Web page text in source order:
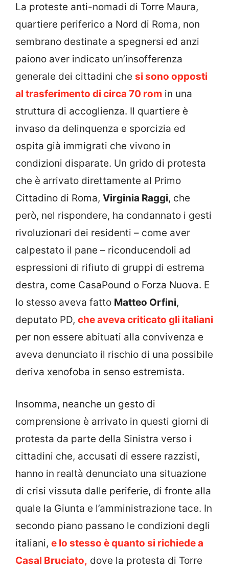
La proteste anti-nomadi di Torre Maura,
quartiere periferico a Nord di Roma, non
sembrano destinate a spegnersi ed anzi
paiono aver indicato un’insofferenza
generale dei cittadini che si sono opposti
al trasferimento di circa 70 rom in una
struttura di accoglienza. Il quartiere è
invaso da delinquenza e sporcizia ed
ospita già immigrati che vivono in
condizioni disparate. Un grido di protesta
che è arrivato direttamente al Primo
Cittadino di Roma, Virginia Raggi, che
però, nel rispondere, ha condannato i gesti
rivoluzionari dei residenti – come aver
calpestato il pane – riconducendoli ad
espressioni di rifiuto di gruppi di estrema
destra, come CasaPound o Forza Nuova. E
lo stesso aveva fatto Matteo Orfini,
deputato PD, che aveva criticato gli italiani
per non essere abituati alla convivenza e
aveva denunciato il rischio di una possibile
deriva xenofoba in senso estremista.
Insomma, neanche un gesto di
comprensione è arrivato in questi giorni di
protesta da parte della Sinistra verso i
cittadini che, accusati di essere razzisti,
hanno in realtà denunciato una situazione
di crisi vissuta dalle periferie, di fronte alla
quale la Giunta e l’amministrazione tace. In
secondo piano passano le condizioni degli
italiani, e lo stesso è quanto si richiede a
Casal Bruciato, dove la protesta di Torre